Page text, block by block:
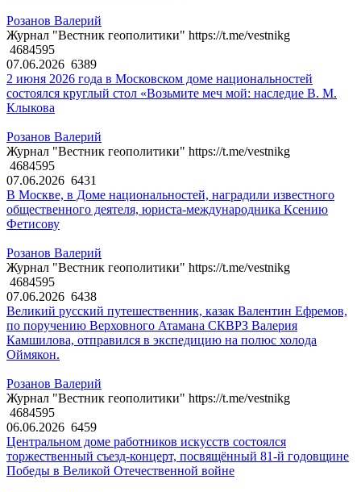
Розанов Валерий
Журнал "Вестник геополитики" https://t.me/vestnikg
4684595
07.06.2026 6389
2 июня 2026 года в Московском доме национальностей
состоялся круглый стол «Возьмите меч мой: наследие В. М.
Клыкова
Розанов Валерий
Журнал "Вестник геополитики" https://t.me/vestnikg
4684595
07.06.2026 6431
В Москве, в Доме национальностей, наградили известного
общественного деятеля, юриста-международника Ксению
Фетисову
Розанов Валерий
Журнал "Вестник геополитики" https://t.me/vestnikg
4684595
07.06.2026 6438
Великий русский путешественник, казак Валентин Ефремов,
по поручению Верховного Атамана СКВРЗ Валерия
Камшилова, отправился в экспедицию на полюс холода
Оймякон.
Розанов Валерий
Журнал "Вестник геополитики" https://t.me/vestnikg
4684595
06.06.2026 6459
Центральном доме работников искусств состоялся
торжественный съезд-концерт, посвящённый 81-й годовщине
Победы в Великой Отечественной войне